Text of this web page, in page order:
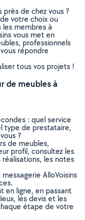
de chez vous ?
votre choix ou
membres à
vous met en
professionnels
répondre
tous vos projets !
de meubles à
: quel service
type de prestataire,
?
de meubles,
profil, consultez les
les notes
AlloVoisins
en ligne, en passant
les devis et les
étape de votre